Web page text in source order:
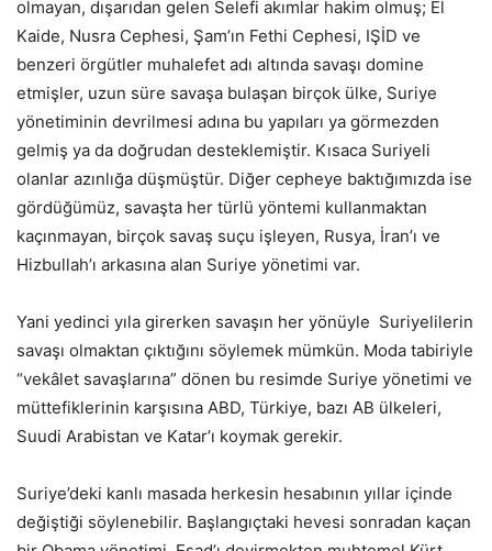
olmayan, dışarıdan gelen Selefi akımlar hakim olmuş; El
Kaide, Nusra Cephesi, Şam’ın Fethi Cephesi, IŞİD ve
benzeri örgütler muhalefet adı altında savaşı domine
etmişler, uzun süre savaşa bulaşan birçok ülke, Suriye
yönetiminin devrilmesi adına bu yapıları ya görmezden
gelmiş ya da doğrudan desteklemiştir. Kısaca Suriyeli
olanlar azınlığa düşmüştür. Diğer cepheye baktığımızda ise
gördüğümüz, savaşta her türlü yöntemi kullanmaktan
kaçınmayan, birçok savaş suçu işleyen, Rusya, İran’ı ve
Hizbullah’ı arkasına alan Suriye yönetimi var.
Yani yedinci yıla girerken savaşın her yönüyle Suriyelilerin
savaşı olmaktan çıktığını söylemek mümkün. Moda tabiriyle
“vekâlet savaşlarına” dönen bu resimde Suriye yönetimi ve
müttefiklerinin karşısına ABD, Türkiye, bazı AB ülkeleri,
Suudi Arabistan ve Katar’ı koymak gerekir.
Suriye’deki kanlı masada herkesin hesabının yıllar içinde
değiştiği söylenebilir. Başlangıçtaki hevesi sonradan kaçan